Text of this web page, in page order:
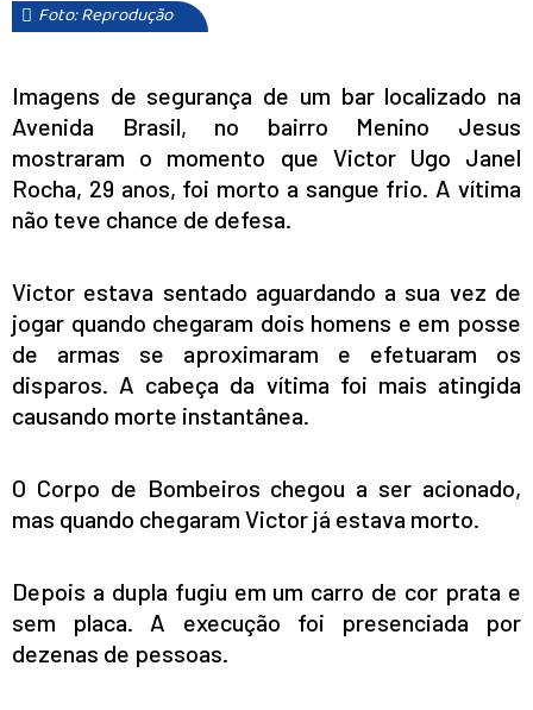
Foto: Reprodução
Imagens de segurança de um bar localizado na
Avenida Brasil, no bairro Menino Jesus
mostraram o momento que Victor Ugo Janel
Rocha, 29 anos, foi morto a sangue frio. A vítima
não teve chance de defesa.
Victor estava sentado aguardando a sua vez de
jogar quando chegaram dois homens e em posse
de armas se aproximaram e efetuaram os
disparos. A cabeça da vítima foi mais atingida
causando morte instantânea.
O Corpo de Bombeiros chegou a ser acionado,
mas quando chegaram Victor já estava morto.
Depois a dupla fugiu em um carro de cor prata e
sem placa. A execução foi presenciada por
dezenas de pessoas.